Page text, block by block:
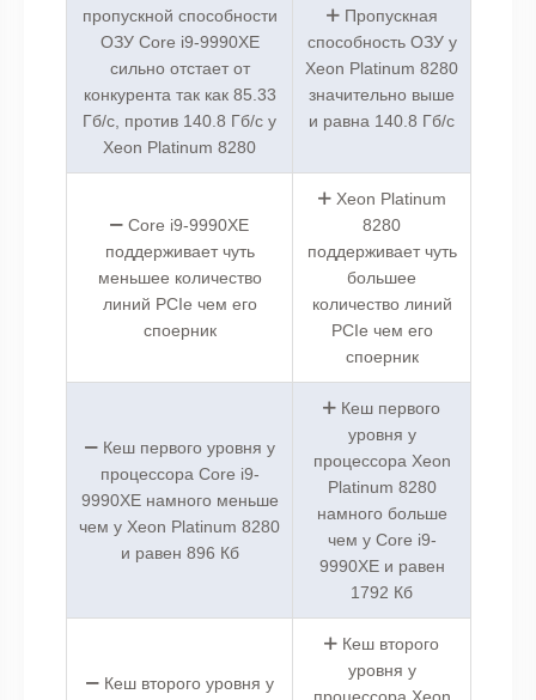
пропускной способности
ОЗУ Core i9-9990XE
сильно отстает от
конкурента так как 85.33
Гб/с, против 140.8 Гб/с у
Xeon Platinum 8280
Пропускная
способность ОЗУ у
Xeon Platinum 8280
значительно выше
и равна 140.8 Гб/с
Core i9-9990XE
поддерживает чуть
меньшее количество
линий PCIe чем его
споерник
Xeon Platinum
8280
поддерживает чуть
большее
количество линий
PCIe чем его
споерник
Кеш первого уровня у
процессора Core i9-
9990XE намного меньше
чем у Xeon Platinum 8280
и равен 896 Кб
Кеш первого
уровня у
процессора Xeon
Platinum 8280
намного больше
чем у Core i9-
9990XE и равен
1792 Кб
Кеш второго уровня у
Кеш второго
уровня у
процессора Xeon